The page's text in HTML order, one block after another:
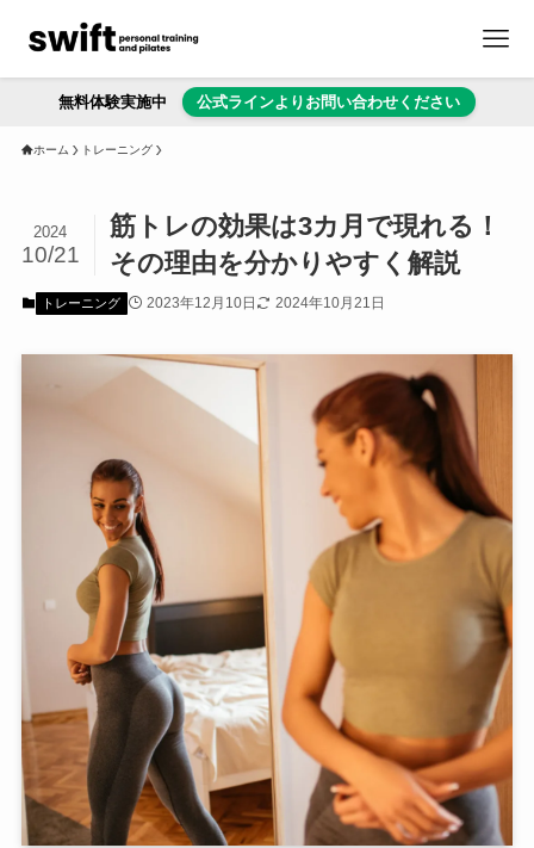
無料体験実施中 公式ラインよりお問い合わせください
ホーム トレーニング
筋トレの効果は3カ月で現れる！
その理由を分かりやすく解説
2024
10/21
トレーニング 2023年12月10日 2024年10月21日